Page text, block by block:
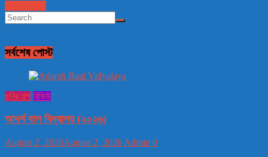
সর্বশেষ পোস্ট
ছবির গল্প রিভিউ
আদর্শ বাল বিদ্যালয় (২০২৬)
August 2, 2026August 2, 2026 Admin 0